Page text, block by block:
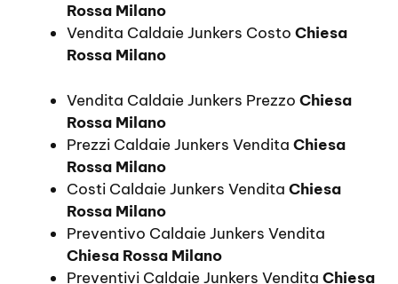
Rossa Milano
Vendita Caldaie Junkers Costo Chiesa
Rossa Milano
Vendita Caldaie Junkers Prezzo Chiesa
Rossa Milano
Prezzi Caldaie Junkers Vendita Chiesa
Rossa Milano
Costi Caldaie Junkers Vendita Chiesa
Rossa Milano
Preventivo Caldaie Junkers Vendita
Chiesa Rossa Milano
Preventivi Caldaie Junkers Vendita Chiesa